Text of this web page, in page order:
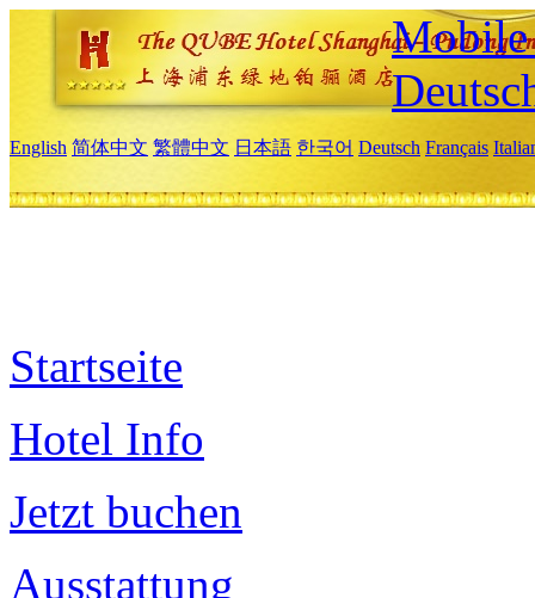
Mobile
English 简体中文 繁體中文 日本語 한국어 Deutsch Français
Startseite
Hotel Info
Jetzt buchen
Ausstattung